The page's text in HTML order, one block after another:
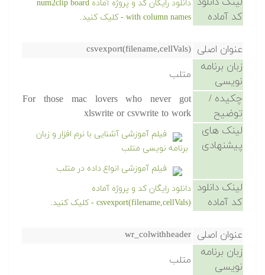
کد آماده
دانلود رایگان کد و پروژه آماده num2clip board
with column names - کلیک کنید.
عنوان اصلی csvexport(filename,cellVals)
زبان برنامه
نویسی
متلب
چکیده /
توضیح
For those mac lovers who never got
xlswrite or csvwrite to work
لینک های
پیشنهادی
فیلم آموزشی آشنایی با نرم افزار و زبان
برنامه نویسی متلب
فیلم آموزشی انواع داده در متلب
لینک دانلود
کد آماده
دانلود رایگان کد و پروژه آماده
csvexport(filename,cellVals) - کلیک کنید.
عنوان اصلی wr_colwithheader
زبان برنامه
نویسی
متلب